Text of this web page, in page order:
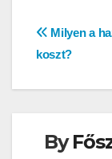
Milyen a
koszt?
By